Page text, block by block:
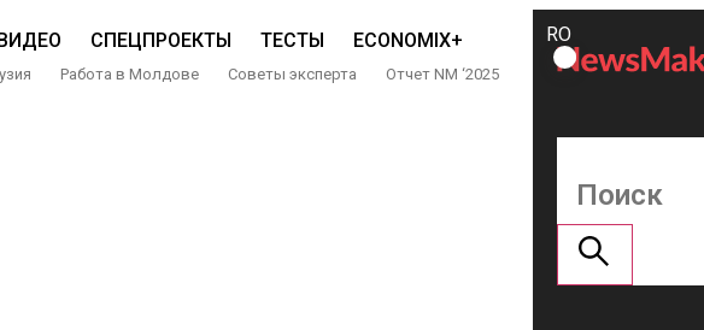
СПЕЦПРОЕКТЫ ТЕСТЫ ECONOMIX+
Работа в Молдове Советы эксперта Отчет NM ‘2025
ROMÂNĂ
RU
Поддержать
NM